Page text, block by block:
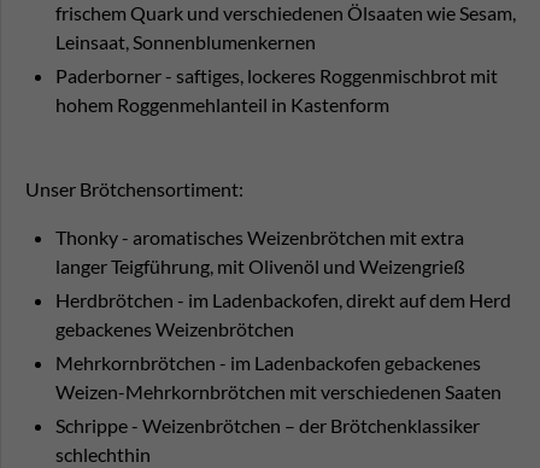
frischem Quark und verschiedenen Ölsaaten wie Sesam,
Leinsaat, Sonnenblumenkernen
Paderborner - saftiges, lockeres Roggenmischbrot mit
hohem Roggenmehlanteil in Kastenform
Unser Brötchensortiment:
Thonky - aromatisches Weizenbrötchen mit extra
langer Teigführung, mit Olivenöl und Weizengrieß
Herdbrötchen - im Ladenbackofen, direkt auf dem Herd
gebackenes Weizenbrötchen
Mehrkornbrötchen - im Ladenbackofen gebackenes
Weizen-Mehrkornbrötchen mit verschiedenen Saaten
Schrippe - Weizenbrötchen – der Brötchenklassiker
schlechthin